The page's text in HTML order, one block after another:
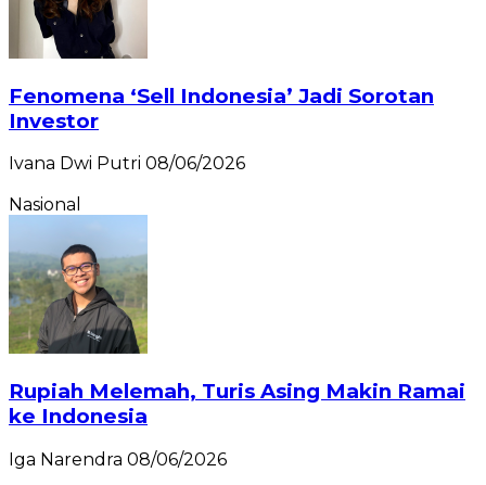
Fenomena ‘Sell Indonesia’ Jadi Sorotan
Investor
Ivana Dwi Putri 08/06/2026
Nasional
Rupiah Melemah, Turis Asing Makin Ramai
ke Indonesia
Iga Narendra 08/06/2026